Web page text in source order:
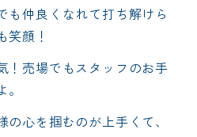
も仲良くなれて打ち解けら
笑顔！
！売場でもスタッフのお手
の心を掴むのが上手くて、